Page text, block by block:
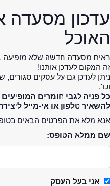
עדכון מסעדה
האוכל
ראית מסעדה חדשה שלא
זה המקום לעדכן אותנו!
ניתן לעדכן גם על עסקים סגורים,
וכו'.
כל פניה לגבי חומרים
להשאיר טלפון או אי-מייל
אנא מלא את הפרטים הבאים
שם ממלא הטופס:
אני בעל העסק